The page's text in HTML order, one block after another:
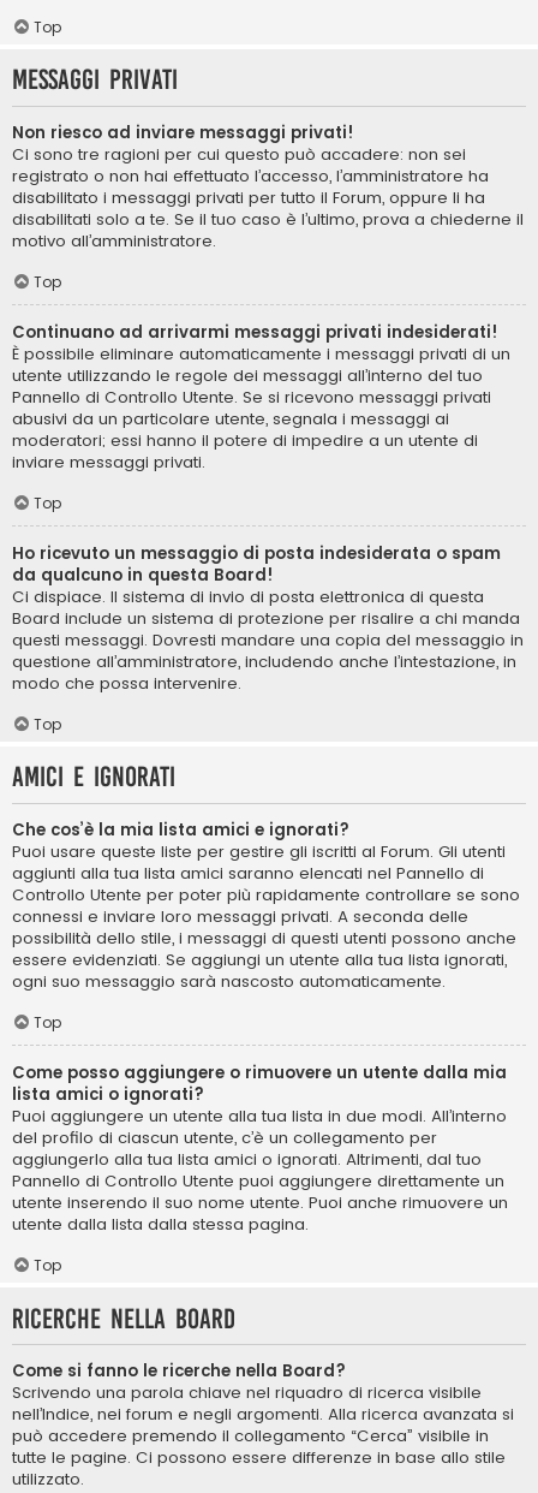
Top
Messaggi privati
Non riesco ad inviare messaggi privati!
Ci sono tre ragioni per cui questo può accadere: non sei
registrato o non hai effettuato l’accesso, l’amministratore ha
disabilitato i messaggi privati per tutto il Forum, oppure li ha
disabilitati solo a te. Se il tuo caso è l’ultimo, prova a chiederne il
motivo all’amministratore.
Top
Continuano ad arrivarmi messaggi privati indesiderati!
È possibile eliminare automaticamente i messaggi privati ​​di un
utente utilizzando le regole dei messaggi all’interno del tuo
Pannello di Controllo Utente. Se si ricevono messaggi privati ​​
abusivi da un particolare utente, segnala i messaggi ai
moderatori; essi hanno il potere di impedire a un utente di
inviare messaggi privati​​.
Top
Ho ricevuto un messaggio di posta indesiderata o spam
da qualcuno in questa Board!
Ci dispiace. Il sistema di invio di posta elettronica di questa
Board include un sistema di protezione per risalire a chi manda
questi messaggi. Dovresti mandare una copia del messaggio in
questione all’amministratore, includendo anche l’intestazione, in
modo che possa intervenire.
Top
Amici e ignorati
Che cos’è la mia lista amici e ignorati?
Puoi usare queste liste per gestire gli iscritti al Forum. Gli utenti
aggiunti alla tua lista amici saranno elencati nel Pannello di
Controllo Utente per poter più rapidamente controllare se sono
connessi e inviare loro messaggi privati. A seconda delle
possibilità dello stile, i messaggi di questi utenti possono anche
essere evidenziati. Se aggiungi un utente alla tua lista ignorati,
ogni suo messaggio sarà nascosto automaticamente.
Top
Come posso aggiungere o rimuovere un utente dalla mia
lista amici o ignorati?
Puoi aggiungere un utente alla tua lista in due modi. All’interno
del profilo di ciascun utente, c’è un collegamento per
aggiungerlo alla tua lista amici o ignorati. Altrimenti, dal tuo
Pannello di Controllo Utente puoi aggiungere direttamente un
utente inserendo il suo nome utente. Puoi anche rimuovere un
utente dalla lista dalla stessa pagina.
Top
Ricerche nella Board
Come si fanno le ricerche nella Board?
Scrivendo una parola chiave nel riquadro di ricerca visibile
nell’Indice, nei forum e negli argomenti. Alla ricerca avanzata si
può accedere premendo il collegamento “Cerca” visibile in
tutte le pagine. Ci possono essere differenze in base allo stile
utilizzato.